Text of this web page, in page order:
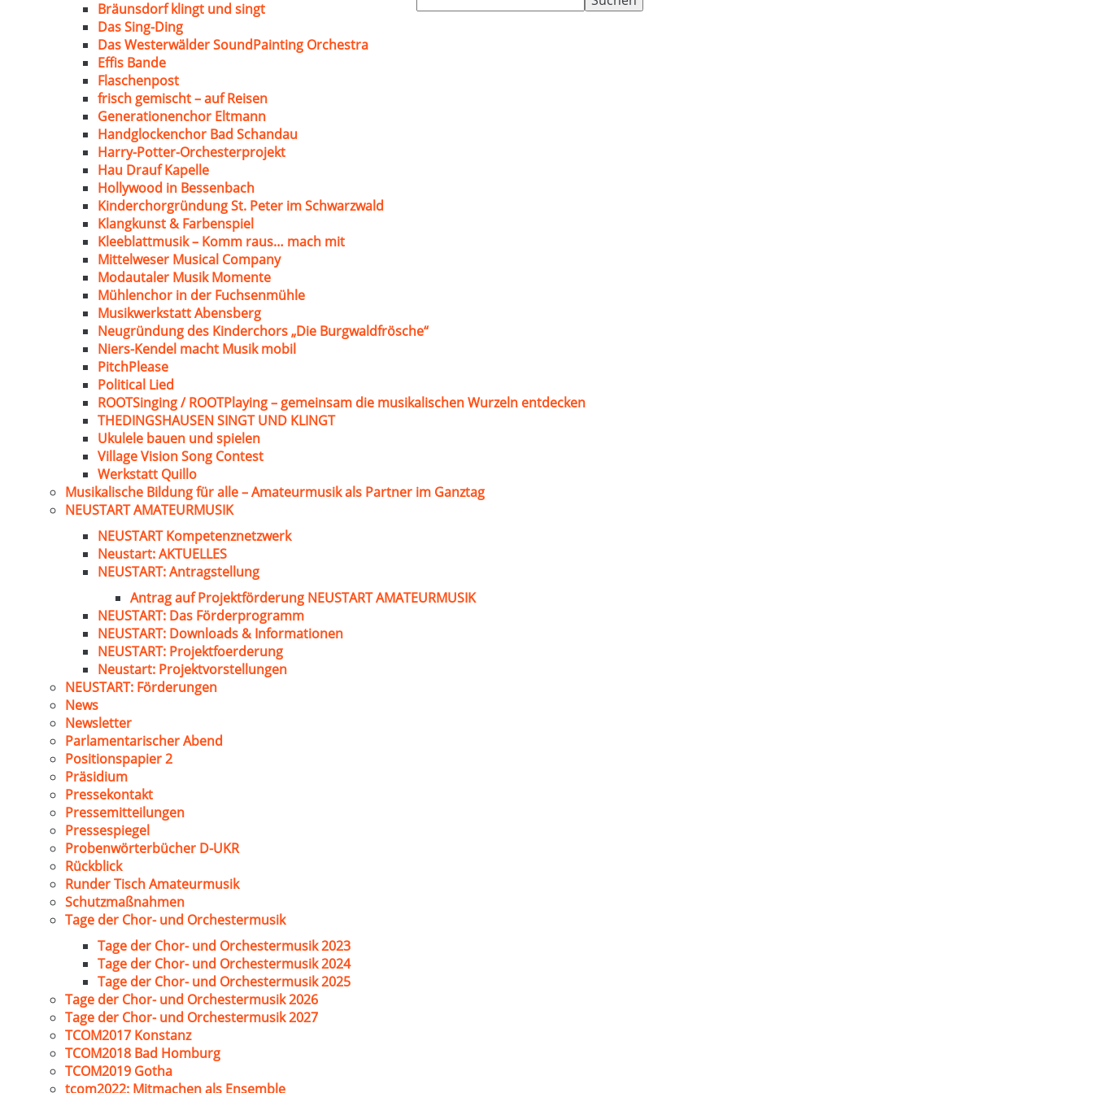
nach:
Bräunsdorf klingt und singt
Das Sing-Ding
Das Westerwälder SoundPainting Orchestra
Effis Bande
Flaschenpost
frisch gemischt – auf Reisen
Generationenchor Eltmann
Handglockenchor Bad Schandau
Harry-Potter-Orchesterprojekt
Hau Drauf Kapelle
Hollywood in Bessenbach
Kinderchorgründung St. Peter im Schwarzwald
Klangkunst & Farbenspiel
Kleeblattmusik – Komm raus… mach mit
Mittelweser Musical Company
Modautaler Musik Momente
Mühlenchor in der Fuchsenmühle
Musikwerkstatt Abensberg
Neugründung des Kinderchors „Die Burgwaldfrösche“
Niers-Kendel macht Musik mobil
PitchPlease
Political Lied
ROOTSinging / ROOTPlaying – gemeinsam die musikalischen Wurzeln entdecken
THEDINGSHAUSEN SINGT UND KLINGT
Ukulele bauen und spielen
Village Vision Song Contest
Werkstatt Quillo
Musikalische Bildung für alle – Amateurmusik als Partner im Ganztag
NEUSTART AMATEURMUSIK
NEUSTART Kompetenznetzwerk
Neustart: AKTUELLES
NEUSTART: Antragstellung
Antrag auf Projektförderung NEUSTART AMATEURMUSIK
NEUSTART: Das Förderprogramm
NEUSTART: Downloads & Informationen
NEUSTART: Projektfoerderung
Neustart: Projektvorstellungen
NEUSTART: Förderungen
News
Newsletter
Parlamentarischer Abend
Positionspapier 2
Präsidium
Pressekontakt
Pressemitteilungen
Pressespiegel
Probenwörterbücher D-UKR
Rückblick
Runder Tisch Amateurmusik
Schutzmaßnahmen
Tage der Chor- und Orchestermusik
Tage der Chor- und Orchestermusik 2023
Tage der Chor- und Orchestermusik 2024
Tage der Chor- und Orchestermusik 2025
Tage der Chor- und Orchestermusik 2026
Tage der Chor- und Orchestermusik 2027
TCOM2017 Konstanz
TCOM2018 Bad Homburg
TCOM2019 Gotha
tcom2022: Mitmachen als Ensemble